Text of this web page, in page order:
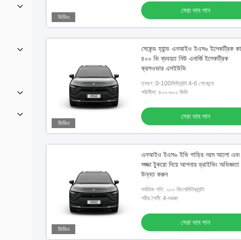
ভিডিও
সেরা দাম পান
ভিডিও
সেকেন্ড হ্যান্ড এনআইও ইএস৬ ইলেকট্রিক
৪০০ ভি ব্যবহৃত নিউ এনার্জি ইলেকট্রিক
ক্রসওভার এসইউভি
ত্বরণ: 0-100কিমি/ঘন্টা 4-6 সেকেন্ডে
পরিসীমা: ৪০০-৬০০ কিমি
সেরা দাম পান
ভিডিও
এনআইও ইএস৬ ইভি গাড়ির নরম আলো এবং
সজ্জা টুকরো দিয়ে আপনার ড্রাইভিং অভিজ্ঞতা
উন্নত করুন
সর্বাধিক গতি: ২০০ কিলোমিটার/ঘন্টা
শরীর শৈলী: 4-দরজা
সেরা দাম পান